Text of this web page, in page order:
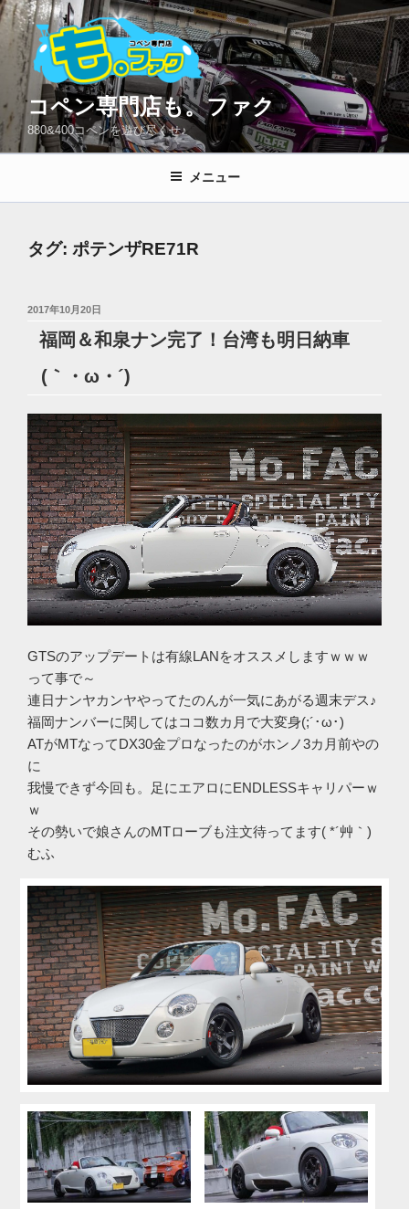
コ
ン
へ
プ
コペン専門店も。ファク
880&400コペンを遊び尽くせ♪
メニュー
タグ: ポテンザRE71R
投
日:
2017年10月20日
福岡＆和泉ナン完了！台湾も明日納車
(｀・ω・´)ゞ
GTSのアップデートは有線LANをオススメしますｗｗｗ
って事で～
連日ナンヤカンヤやってたのんが一気にあがる週末デス♪
福岡ナンバーに関してはココ数カ月で大変身(;´･ω･)
ATがMTなってDX30金プロなったのがホンノ3カ月前やの
に
我慢できず今回も。足にエアロにENDLESSキャリパーｗ
ｗ
その勢いで娘さんのMTローブも注文待ってます( *´艸｀)
むふ